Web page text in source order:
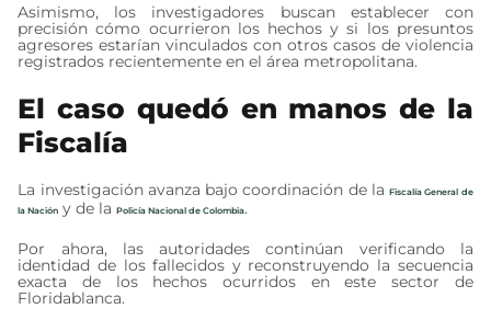
Asimismo, los investigadores buscan establecer con
precisión cómo ocurrieron los hechos y si los presuntos
agresores estarían vinculados con otros casos de violencia
registrados recientemente en el área metropolitana.
El caso quedó en manos de la
Fiscalía
La investigación avanza bajo coordinación de laFiscalía General de
la Nación y de laPolicía Nacional de Colombia.
Por ahora, las autoridades continúan verificando la
identidad de los fallecidos y reconstruyendo la secuencia
exacta de los hechos ocurridos en este sector de
Floridablanca.